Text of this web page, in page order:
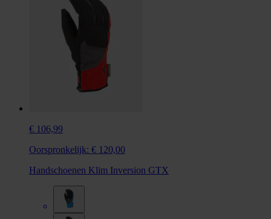
€ 106,99
Oorspronkelijk: € 120,00
Handschoenen Klim Inversion GTX